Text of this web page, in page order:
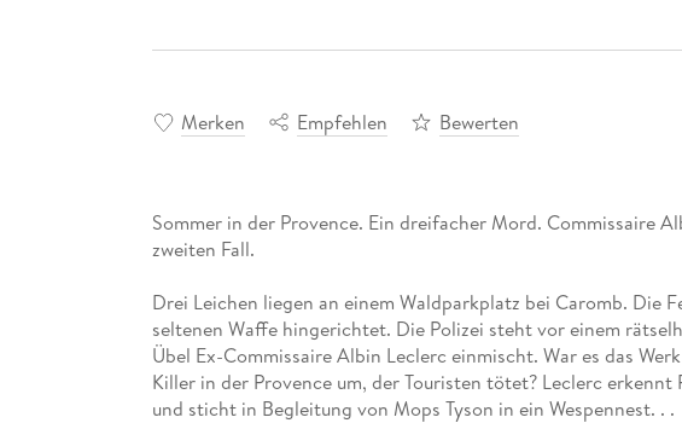
Merken Empfehlen Bewerten
Sommer in der Provence. Ein dreifacher Mord. Commissaire
zweiten Fall.
Drei Leichen liegen an einem Waldparkplatz bei Caromb. Die
seltenen Waffe hingerichtet. Die Polizei steht vor einem
Übel Ex-Commissaire Albin Leclerc einmischt. War es das
Killer in der Provence um, der Touristen tötet? Leclerc erkennt
und sticht in Begleitung von Mops Tyson in ein Wespennest. . .